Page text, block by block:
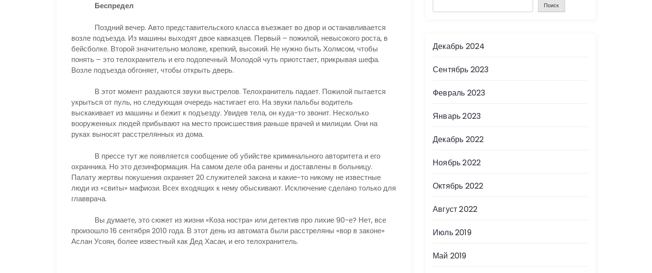
Беспредел
Поздний вечер. Авто представительского класса въезжает во двор и останавливается
возле подъезда. Из машины выходят двое кавказцев. Первый – пожилой, невысокого роста, в
бейсболке. Второй значительно моложе, крепкий, высокий. Не нужно быть Холмсом, чтобы
понять – это телохранитель и его подопечный. Молодой чуть приотстает, прикрывая шефа.
Возле подъезда обгоняет, чтобы открыть дверь.
В этот момент раздаются звуки выстрелов. Телохранитель падает. Пожилой пытается
укрыться от пуль, но следующая очередь настигает его. На звуки пальбы водитель
выскакивает из машины и бежит к подъезду. Увидев тела, он куда-то звонит. Несколько
вооруженных людей прибывают на место происшествия раньше врачей и милиции. Они на
руках выносят расстрелянных из дома.
В прессе тут же появляется сообщение об убийстве криминального авторитета и его
охранника. Но это дезинформация. На самом деле оба ранены и доставлены в больницу.
Палату жертвы покушения охраняет 20 служителей закона и какие-то никому не известные
люди из «свиты» мафиози. Всех входящих к нему обыскивают. Исключение сделано только для
главврача.
Вы думаете, это сюжет из жизни «Коза ностра» или детектив про лихие 90-е? Нет, все
произошло 16 сентября 2010 года. В этот день из автомата были расстреляны «вор в законе»
Аслан Усоян, более известный как Дед Хасан, и его телохранитель.
Поиск
Декабрь 2024
Сентябрь 2023
Февраль 2023
Январь 2023
Декабрь 2022
Ноябрь 2022
Октябрь 2022
Август 2022
Июль 2019
Май 2019